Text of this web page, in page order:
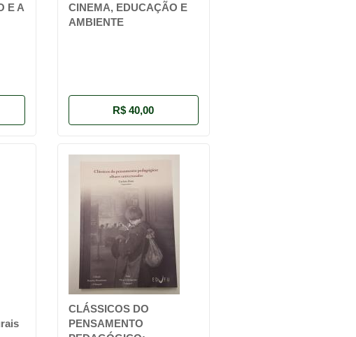
E A
CINEMA, EDUCAÇÃO E
AMBIENTE
R$ 40,00
CLÁSSICOS DO
PENSAMENTO